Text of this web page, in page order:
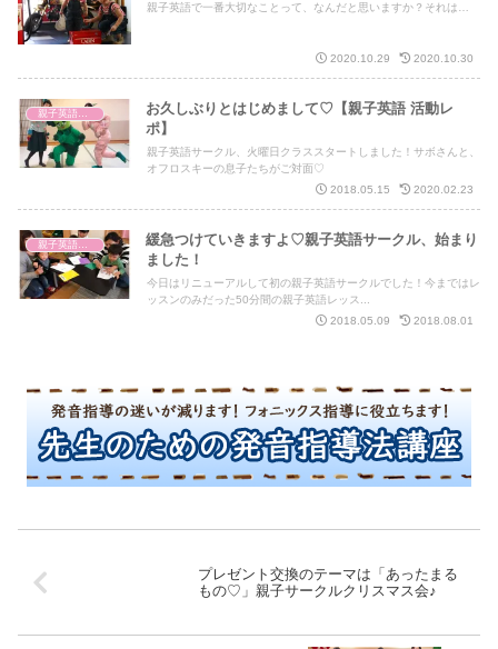
親子英語で一番大切なことって、なんだと思いますか？それは…
2020.10.29 2020.10.30
お久しぶりとはじめまして♡【親子英語 活動レ
ポ】
親子英語サークル、火曜日クラススタートしました！サボさんと、
オフロスキーの息子たちがご対面♡
2018.05.15
2020.02.23
緩急つけていきますよ♡親子英語サークル、始まり
ました！
今日はリニューアルして初の親子英語サークルでした！今まではレ
ッスンのみだった50分間の親子英語レッス...
2018.05.09
2018.08.01
プレゼント交換のテーマは「あったまる
もの♡」親子サークルクリスマス会♪